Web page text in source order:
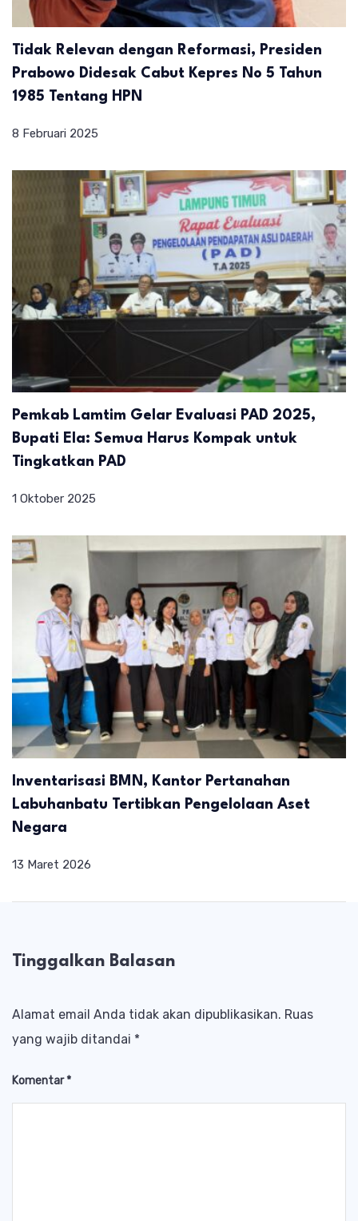
Tidak Relevan dengan Reformasi, Presiden
Prabowo Didesak Cabut Kepres No 5 Tahun
1985 Tentang HPN
8 Februari 2025
Pemkab Lamtim Gelar Evaluasi PAD 2025,
Bupati Ela: Semua Harus Kompak untuk
Tingkatkan PAD
1 Oktober 2025
Inventarisasi BMN, Kantor Pertanahan
Labuhanbatu Tertibkan Pengelolaan Aset
Negara
13 Maret 2026
Tinggalkan Balasan
Alamat email Anda tidak akan dipublikasikan. Ruas
yang wajib ditandai *
Komentar*